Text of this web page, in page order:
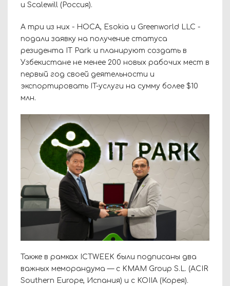
и Scalewill (Россия).
А три из них - HOCA, Esokia и Greenworld LLC -
подали заявку на получение статуса
резидента IT Park и планируют создать в
Узбекистане не менее 200 новых рабочих мест в
первый год своей деятельности и
экспортировать IT-услуги на сумму более $10
млн.
Также в рамках ICTWEEK были подписаны два
важных меморандума — с KMAM Group S.L. (ACIR
Southern Europe, Испания) и с KOIIA (Корея).